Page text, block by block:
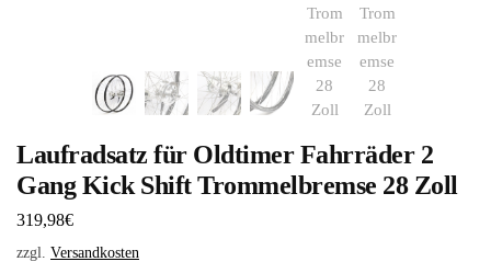
Laufradsatz für Oldtimer Fahrräder 2
Gang Kick Shift Trommelbremse 28 Zoll
319,98€
zzgl. Versandkosten